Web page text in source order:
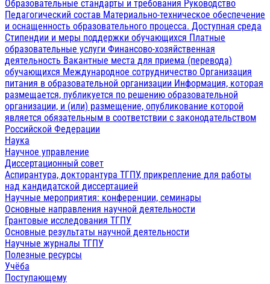
Образовательные стандарты и требования Руководство
Педагогический состав Материально-техническое обеспечение
и оснащенность образовательного процесса. Доступная среда
Стипендии и меры поддержки обучающихся Платные
образовательные услуги Финансово-хозяйственная
деятельность Вакантные места для приема (перевода)
обучающихся Международное сотрудничество Организация
питания в образовательной организации Информация, которая
размещается, публикуется по решению образовательной
организации, и (или) размещение, опубликование которой
является обязательным в соответствии с законодательством
Российской Федерации
Наука
Научное управление
Диссертационный совет
Аспирантура, докторантура ТГПУ, прикрепление для работы
над кандидатской диссертацией
Научные мероприятия: конференции, семинары
Основные направления научной деятельности
Грантовые исследования ТГПУ
Основные результаты научной деятельности
Научные журналы ТГПУ
Полезные ресурсы
Учёба
Поступающему